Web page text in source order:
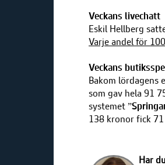
Veckans livechatt
Eskil Hellberg
Varje andel för
Veckans
Bakom lördagens
som gav hela 91
systemet
138 kronor fick
Har